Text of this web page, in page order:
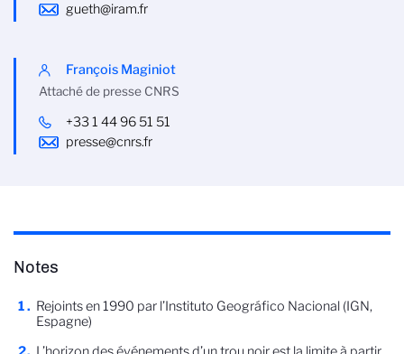
gueth@iram.fr
François Maginiot
Attaché de presse CNRS
+33 1 44 96 51 51
presse@cnrs.fr
Notes
Rejoints en 1990 par l’Instituto Geográfico Nacional (IGN,
Espagne)